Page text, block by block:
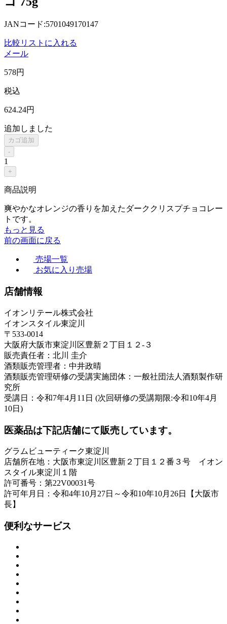
JANコード:5701049170147
比較リストに入れる
メール
578円
税込
624.24円
追加しました
カゴ追加
-
1
+
商品説明
爽やかなオレンジの香りを加えたダーククリスプチョコレー
トです。
もっと見る
前の画面に戻る
売場一覧
お気に入り売場
店舗情報
イオンリテール株式会社
イオンスタイル東淀川
〒533-0014
大阪府大阪市東淀川区豊新２丁目１２-３
販売責任者：北川 圭介
酒類販売管理者：中井政晴
酒類販売管理研修の受講実施団体：一般社団法人酒類製作研
究所
受講日：令和7年4月11日 (次回研修の受講期限:令和10年4月
10日)
医薬品は下記店舗にて販売しています。
グラムビューティーク東淀川
店舗所在地：大阪市東淀川区豊新２丁目１２番３号 イオン
スタイル東淀川１階
許可番号：第22V00031号
許可年月日：令和4年10月27日～令和10年10月26日【大阪市
長】
便利なサービス